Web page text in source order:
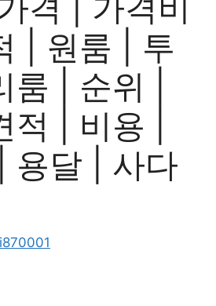
| 원룸 | 투
| 순위 |
| 비용 |
용달 | 사다